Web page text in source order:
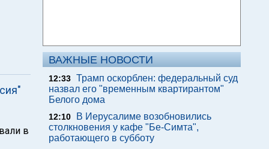
в
ВАЖНЫЕ НОВОСТИ
12:33 Трамп оскорблен: федеральный суд
назвал его "временным квартирантом"
Белого дома
12:10
В Иерусалиме возобновились
столкновения у кафе "Бе-Симта",
работающего в субботу